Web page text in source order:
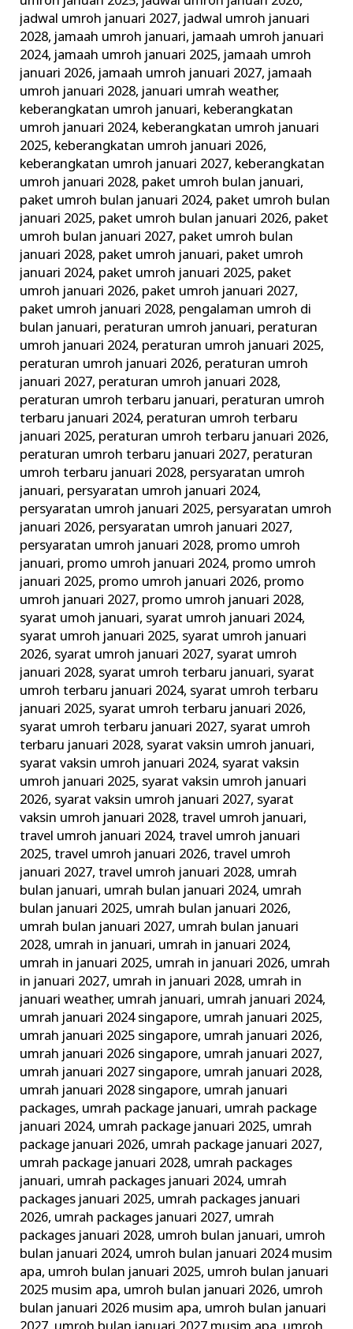
jadwal umroh januari 2027, jadwal umroh januari
2028, jamaah umroh januari, jamaah umroh januari
2024, jamaah umroh januari 2025, jamaah umroh
januari 2026, jamaah umroh januari 2027, jamaah
umroh januari 2028, januari umrah weather,
keberangkatan umroh januari, keberangkatan
umroh januari 2024, keberangkatan umroh januari
2025, keberangkatan umroh januari 2026,
keberangkatan umroh januari 2027, keberangkatan
umroh januari 2028, paket umroh bulan januari,
paket umroh bulan januari 2024, paket umroh bulan
januari 2025, paket umroh bulan januari 2026, paket
umroh bulan januari 2027, paket umroh bulan
januari 2028, paket umroh januari, paket umroh
januari 2024, paket umroh januari 2025, paket
umroh januari 2026, paket umroh januari 2027,
paket umroh januari 2028, pengalaman umroh di
bulan januari, peraturan umroh januari, peraturan
umroh januari 2024, peraturan umroh januari 2025,
peraturan umroh januari 2026, peraturan umroh
januari 2027, peraturan umroh januari 2028,
peraturan umroh terbaru januari, peraturan umroh
terbaru januari 2024, peraturan umroh terbaru
januari 2025, peraturan umroh terbaru januari 2026,
peraturan umroh terbaru januari 2027, peraturan
umroh terbaru januari 2028, persyaratan umroh
januari, persyaratan umroh januari 2024,
persyaratan umroh januari 2025, persyaratan umroh
januari 2026, persyaratan umroh januari 2027,
persyaratan umroh januari 2028, promo umroh
januari, promo umroh januari 2024, promo umroh
januari 2025, promo umroh januari 2026, promo
umroh januari 2027, promo umroh januari 2028,
syarat umoh januari, syarat umroh januari 2024,
syarat umroh januari 2025, syarat umroh januari
2026, syarat umroh januari 2027, syarat umroh
januari 2028, syarat umroh terbaru januari, syarat
umroh terbaru januari 2024, syarat umroh terbaru
januari 2025, syarat umroh terbaru januari 2026,
syarat umroh terbaru januari 2027, syarat umroh
terbaru januari 2028, syarat vaksin umroh januari,
syarat vaksin umroh januari 2024, syarat vaksin
umroh januari 2025, syarat vaksin umroh januari
2026, syarat vaksin umroh januari 2027, syarat
vaksin umroh januari 2028,travel umroh januari,
travel umroh januari 2024,travel umroh januari
2025,travel umroh januari 2026,travel umroh
januari 2027,travel umroh januari 2028, umrah
bulan januari, umrah bulan januari 2024, umrah
bulan januari 2025, umrah bulan januari 2026,
umrah bulan januari 2027, umrah bulan januari
2028, umrah in januari, umrah in januari 2024,
umrah in januari 2025, umrah in januari 2026, umrah
in januari 2027, umrah in januari 2028, umrah in
januari weather, umrah januari, umrah januari 2024,
umrah januari 2024 singapore, umrah januari 2025,
umrah januari 2025 singapore, umrah januari 2026,
umrah januari 2026 singapore, umrah januari 2027,
umrah januari 2027 singapore, umrah januari 2028,
umrah januari 2028 singapore, umrah januari
packages, umrah package januari, umrah package
januari 2024, umrah package januari 2025, umrah
package januari 2026, umrah package januari 2027,
umrah package januari 2028, umrah packages
januari, umrah packages januari 2024, umrah
packages januari 2025, umrah packages januari
2026, umrah packages januari 2027, umrah
packages januari 2028, umroh bulan januari, umroh
bulan januari 2024, umroh bulan januari 2024 musim
apa, umroh bulan januari 2025, umroh bulan januari
2025 musim apa, umroh bulan januari 2026, umroh
bulan januari 2026 musim apa, umroh bulan januari